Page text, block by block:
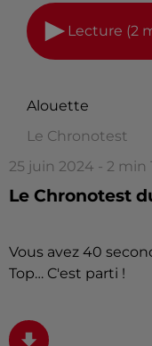
Lecture (2
Alouette
Le Chronotest
25 juin 2024 - 2 min
Le Chronotest
Vous avez 40
Top… C'est parti !